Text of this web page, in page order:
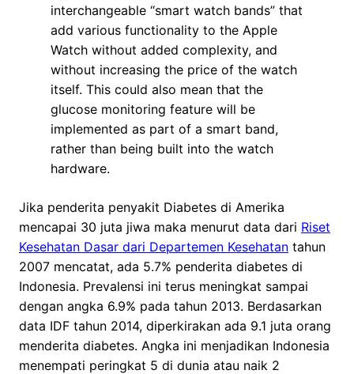
interchangeable “smart watch bands” that
add various functionality to the Apple
Watch without added complexity, and
without increasing the price of the watch
itself. This could also mean that the
glucose monitoring feature will be
implemented as part of a smart band,
rather than being built into the watch
hardware.
Jika penderita penyakit Diabetes di Amerika
mencapai 30 juta jiwa maka menurut data dari Riset
Kesehatan Dasar dari Departemen Kesehatan tahun
2007 mencatat, ada 5.7% penderita diabetes di
Indonesia. Prevalensi ini terus meningkat sampai
dengan angka 6.9% pada tahun 2013. Berdasarkan
data IDF tahun 2014, diperkirakan ada 9.1 juta orang
menderita diabetes. Angka ini menjadikan Indonesia
menempati peringkat 5 di dunia atau naik 2